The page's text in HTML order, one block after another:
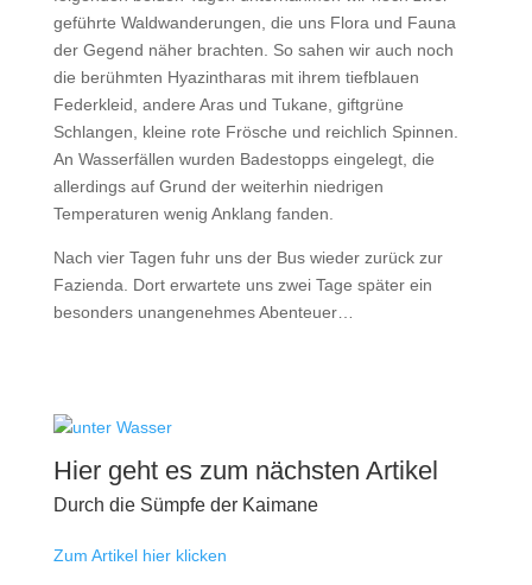
geführte Waldwanderungen, die uns Flora und Fauna
der Gegend näher brachten. So sahen wir auch noch
die berühmten Hyazintharas mit ihrem tiefblauen
Federkleid, andere Aras und Tukane, giftgrüne
Schlangen, kleine rote Frösche und reichlich Spinnen.
An Wasserfällen wurden Badestopps eingelegt, die
allerdings auf Grund der weiterhin niedrigen
Temperaturen wenig Anklang fanden.
Nach vier Tagen fuhr uns der Bus wieder zurück zur
Fazienda. Dort erwartete uns zwei Tage später ein
besonders unangenehmes Abenteuer…
Hier geht es zum nächsten Artikel
Durch die Sümpfe der Kaimane
Zum Artikel hier klicken